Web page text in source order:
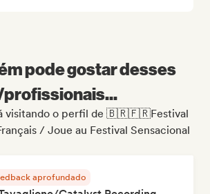
pode gostar desses
visitando o perfil de 🇧🇷🇫🇷Festival
/ Joue au Festival Sensacional
aprofundado